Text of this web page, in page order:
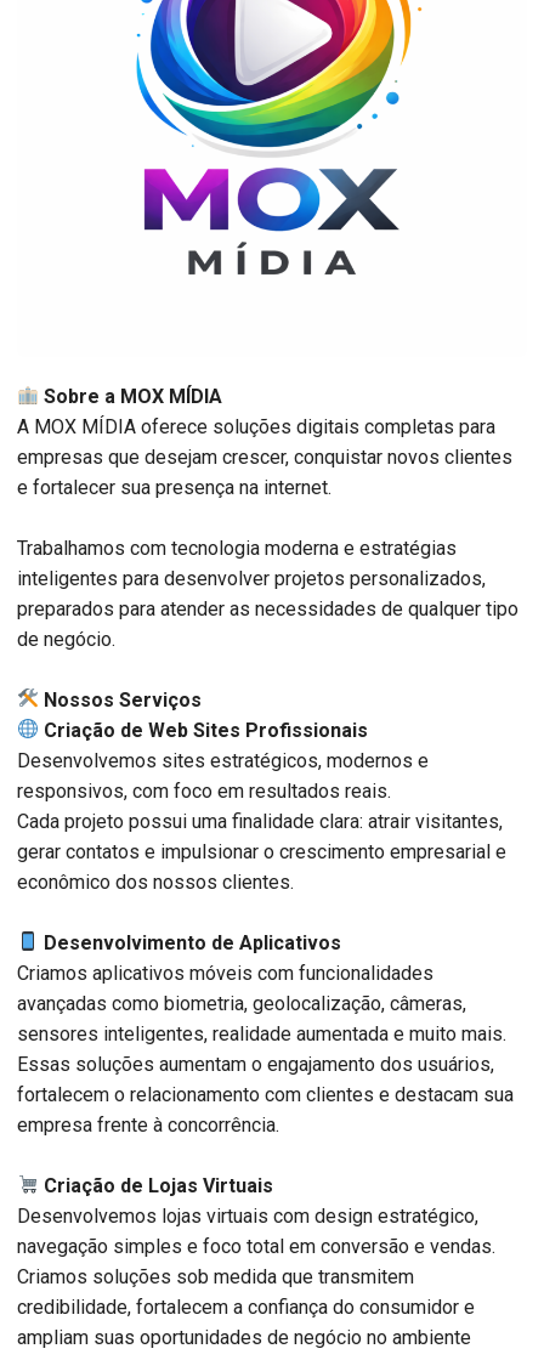
Sobre a MOX MÍDIA
A MOX MÍDIA oferece soluções digitais completas para
empresas que desejam crescer, conquistar novos clientes
e fortalecer sua presença na internet.
Trabalhamos com tecnologia moderna e estratégias
inteligentes para desenvolver projetos personalizados,
preparados para atender as necessidades de qualquer tipo
de negócio.
️ Nossos Serviços
Criação de Web Sites Profissionais
Desenvolvemos sites estratégicos, modernos e
responsivos, com foco em resultados reais.
Cada projeto possui uma finalidade clara: atrair visitantes,
gerar contatos e impulsionar o crescimento empresarial e
econômico dos nossos clientes.
Desenvolvimento de Aplicativos
Criamos aplicativos móveis com funcionalidades
avançadas como biometria, geolocalização, câmeras,
sensores inteligentes, realidade aumentada e muito mais.
Essas soluções aumentam o engajamento dos usuários,
fortalecem o relacionamento com clientes e destacam sua
empresa frente à concorrência.
Criação de Lojas Virtuais
Desenvolvemos lojas virtuais com design estratégico,
navegação simples e foco total em conversão e vendas.
Criamos soluções sob medida que transmitem
credibilidade, fortalecem a confiança do consumidor e
ampliam suas oportunidades de negócio no ambiente